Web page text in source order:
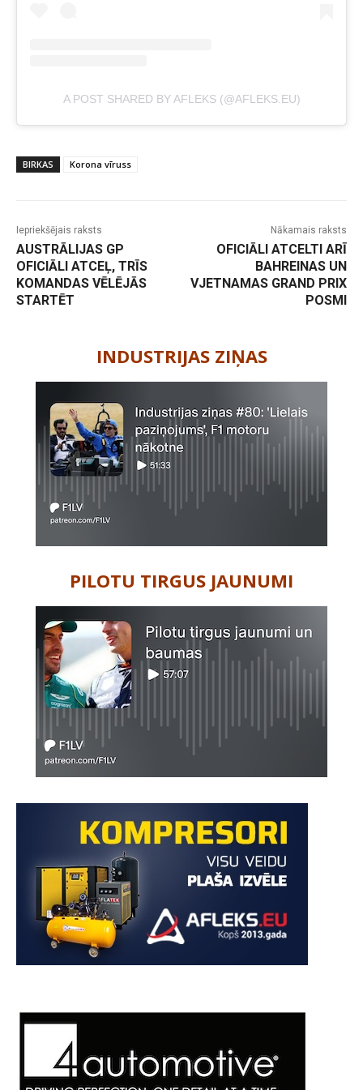
A POST SHARED BY AFLEKS (@AFLEKS.EU)
BIRKAS Korona vīruss
Iepriekšējais raksts
AUSTRĀLIJAS GP
OFICIĀLI ATCEĻ, TRĪS
KOMANDAS VĒLĒJĀS
STARTĒT
Nākamais raksts
OFICIĀLI ATCELTI ARĪ
BAHREINAS UN
VJETNAMAS GRAND PRIX
POSMI
INDUSTRIJAS ZIŅAS
PILOTU TIRGUS JAUNUMI